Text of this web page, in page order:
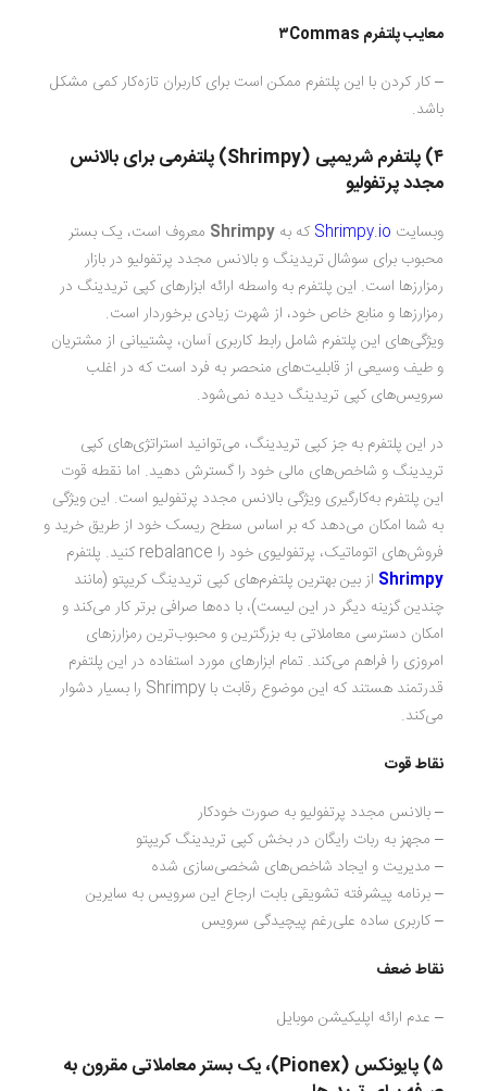
معایب پلتفرم ۳Commas
– کار کردن با این پلتفرم ممکن است برای کاربران تازه‌کار کمی مشکل
باشد.
۴) پلتفرم شریمپی ( Shrimpy) پلتفرمی برای بالانس
مجدد پرتفولیو
وبسایت Shrimpy.io که به Shrimpy معروف است، یک بستر
محبوب برای سوشال تریدینگ و بالانس مجدد پرتفولیو در بازار
رمزارزها است. این پلتفرم به واسطه ارائه ابزارهای کپی تریدینگ در
رمزارزها و منابع خاص خود، از شهرت زیادی برخوردار است.
ویژگی‌های این پلتفرم شامل رابط کاربری آسان، پشتیبانی از مشتریان
و طیف وسیعی از قابلیت‌های منحصر به فرد است که در اغلب
سرویس‌های کپی تریدینگ دیده نمی‌شود.
در این پلتفرم به جز کپی تریدینگ، می‌توانید استراتژی‌های کپی
تریدینگ و شاخص‌های مالی خود را گسترش دهید. اما نقطه قوت
این پلتفرم به‌کارگیری ویژگی بالانس مجدد پرتفولیو است. این ویژگی
به شما امکان می‌دهد که بر اساس سطح ریسک خود از طریق خرید و
فروش‌های اتوماتیک، پرتفولیوی خود را rebalance کنید. پلتفرم
Shrimpy از بین بهترین پلتفرم‌های کپی تریدینگ کریپتو (مانند
چندین گزینه دیگر در این لیست)، با ده‌ها صرافی برتر کار می‌کند و
امکان دسترسی معاملاتی به بزرگترین و محبوب‌ترین رمزارزهای
امروزی را فراهم می‌کند. تمام ابزارهای مورد استفاده در این پلتفرم
قدرتمند هستند که این موضوع رقابت با Shrimpy را بسیار دشوار
می‌کند.
نقاط قوت
– بالانس مجدد پرتفولیو به صورت خودکار
– مجهز به ربات رایگان در بخش کپی تریدینگ کریپتو
– مدیریت و ایجاد شاخص‌های شخصی‌سازی شده
– برنامه پیشرفته تشویقی بابت ارجاع این سرویس به سایرین
– کاربری ساده علی‌رغم پیچیدگی سرویس
نقاط ضعف
– عدم ارائه اپلیکیشن موبایل
۵) پایونکس (Pionex)، یک بستر معاملاتی مقرون به